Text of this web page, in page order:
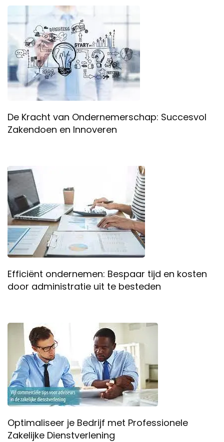
De Kracht van Ondernemerschap: Succesvol
Zakendoen en Innoveren
Efficiënt ondernemen: Bespaar tijd en kosten
door administratie uit te besteden
Optimaliseer je Bedrijf met Professionele
Zakelijke Dienstverlening